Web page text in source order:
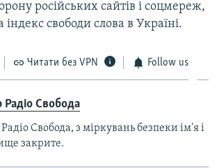
російських сайтів і соцмереж,
свободи слова в Україні.
Читати без VPN Follow us
Радіо Свобода
Свобода, з міркувань безпеки ім'я і
закрите.